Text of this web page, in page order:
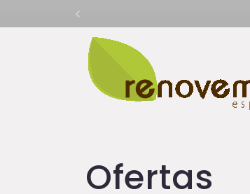
directamente
al contenido
C
Ofertas